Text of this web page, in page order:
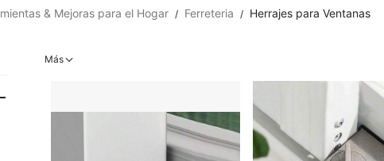
& Mejoras para el Hogar / Ferreteria / Herrajes para Ventanas
Más